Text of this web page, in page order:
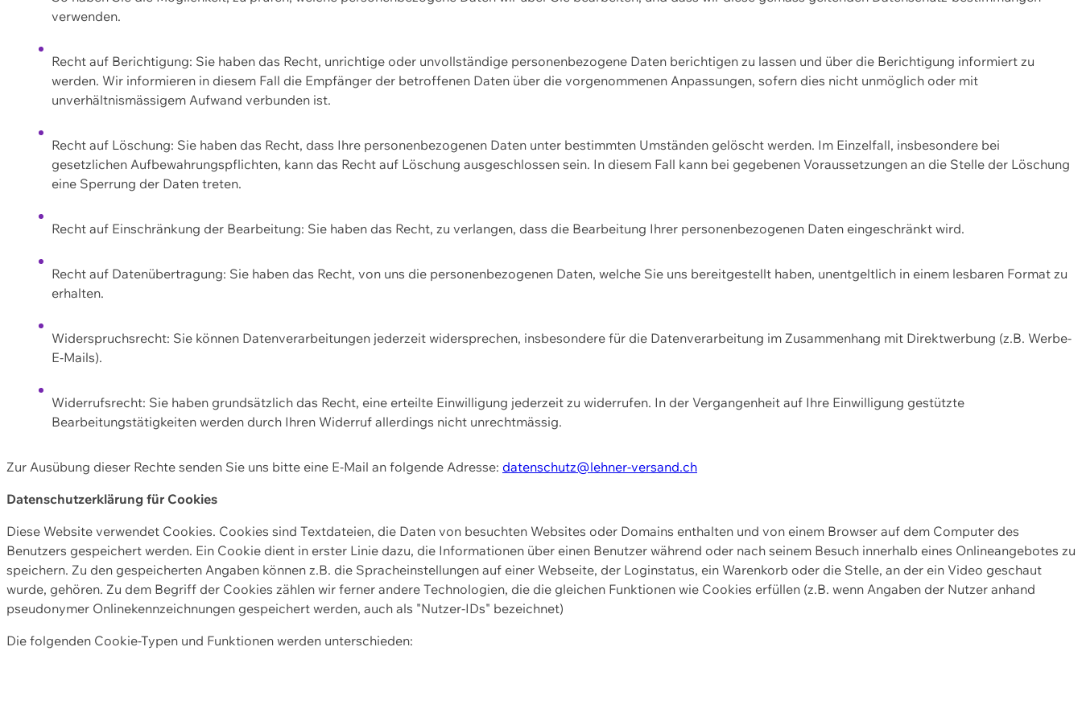
verwenden.
Recht auf Berichtigung: Sie haben das Recht, unrichtige oder unvollständige personenbezogene Daten berichtigen zu lassen und über die Berichtigung informiert zu
werden. Wir informieren in diesem Fall die Empfänger der betroffenen Daten über die vorgenommenen Anpassungen, sofern dies nicht unmöglich oder mit
unverhältnismässigem Aufwand verbunden ist.
Recht auf Löschung: Sie haben das Recht, dass Ihre personenbezogenen Daten unter bestimmten Umständen gelöscht werden. Im Einzelfall, insbesondere bei
gesetzlichen Aufbewahrungspflichten, kann das Recht auf Löschung ausgeschlossen sein. In diesem Fall kann bei gegebenen Voraussetzungen an die Stelle der Löschung
eine Sperrung der Daten treten.
Recht auf Einschränkung der Bearbeitung: Sie haben das Recht, zu verlangen, dass die Bearbeitung Ihrer personenbezogenen Daten eingeschränkt wird.
Recht auf Datenübertragung: Sie haben das Recht, von uns die personenbezogenen Daten, welche Sie uns bereitgestellt haben, unentgeltlich in einem lesbaren Format zu
erhalten.
Widerspruchsrecht: Sie können Datenverarbeitungen jederzeit widersprechen, insbesondere für die Datenverarbeitung im Zusammenhang mit Direktwerbung (z.B. Werbe-
E-Mails).
Widerrufsrecht: Sie haben grundsätzlich das Recht, eine erteilte Einwilligung jederzeit zu widerrufen. In der Vergangenheit auf Ihre Einwilligung gestützte
Bearbeitungstätigkeiten werden durch Ihren Widerruf allerdings nicht unrechtmässig.
Zur Ausübung dieser Rechte senden Sie uns bitte eine E-Mail an folgende Adresse: datenschutz@lehner-versand.ch
Datenschutzerklärung für Cookies
Diese Website verwendet Cookies. Cookies sind Textdateien, die Daten von besuchten Websites oder Domains enthalten und von einem Browser auf dem Computer des
Benutzers gespeichert werden. Ein Cookie dient in erster Linie dazu, die Informationen über einen Benutzer während oder nach seinem Besuch innerhalb eines Onlineangebotes zu
speichern. Zu den gespeicherten Angaben können z.B. die Spracheinstellungen auf einer Webseite, der Loginstatus, ein Warenkorb oder die Stelle, an der ein Video geschaut
wurde, gehören. Zu dem Begriff der Cookies zählen wir ferner andere Technologien, die die gleichen Funktionen wie Cookies erfüllen (z.B. wenn Angaben der Nutzer anhand
pseudonymer Onlinekennzeichnungen gespeichert werden, auch als "Nutzer-IDs" bezeichnet)
Die folgenden Cookie-Typen und Funktionen werden unterschieden: